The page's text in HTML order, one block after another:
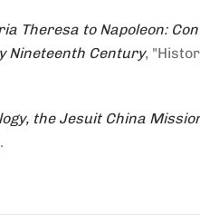
Theresa to Napoleon:
Nineteenth Century,
the Jesuit China